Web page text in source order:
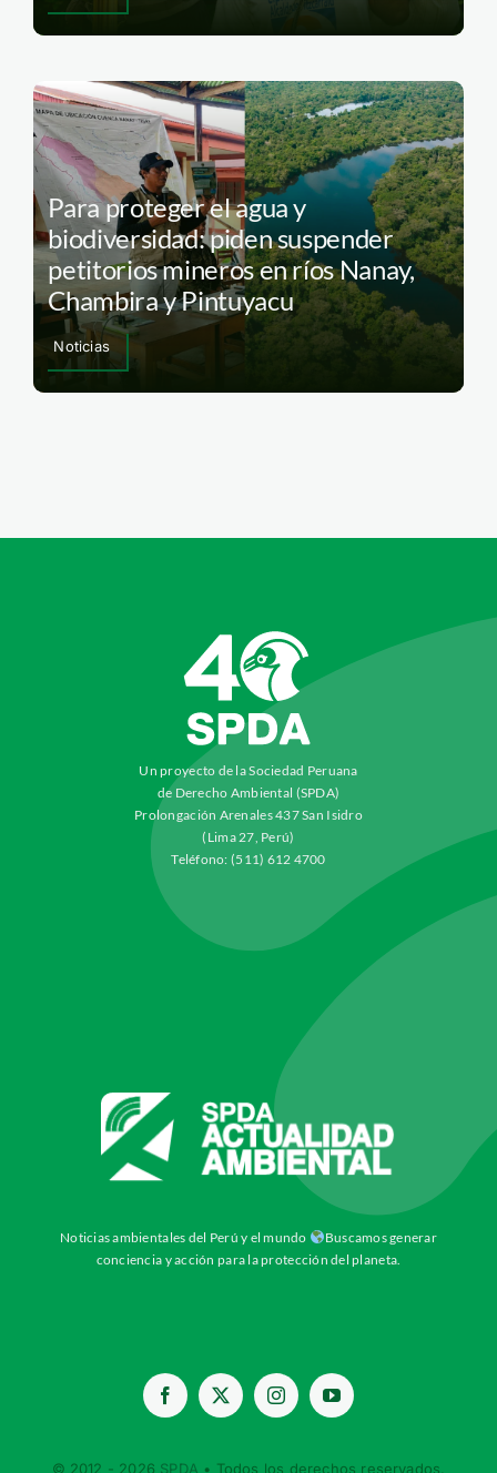
Para proteger el agua y
biodiversidad: piden suspender
petitorios mineros en ríos Nanay,
Chambira y Pintuyacu
Noticias
Un proyecto de la Sociedad Peruana
de Derecho Ambiental (SPDA)
Prolongación Arenales 437 San Isidro
(Lima 27, Perú)
Teléfono: (511) 612 4700
Noticias ambientales del Perú y el mundo
Buscamos generar
conciencia y acción para la protección del planeta.
© 2012 - 2026 SPDA • Todos los derechos reservados.